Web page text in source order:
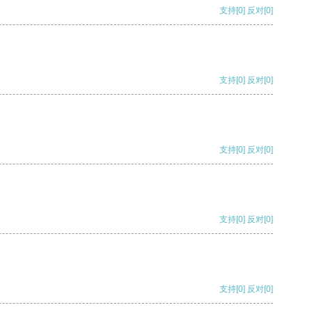
支持[0] 反对[0]
支持[0] 反对[0]
支持[0] 反对[0]
支持[0] 反对[0]
支持[0] 反对[0]